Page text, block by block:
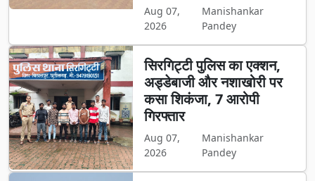
Aug 07,
2026
Manishankar
Pandey
सिरगिट्टी पुलिस का एक्शन,
अड्डेबाजी और नशाखोरी पर
कसा शिकंजा, 7 आरोपी
गिरफ्तार
Aug 07,
2026
Manishankar
Pandey